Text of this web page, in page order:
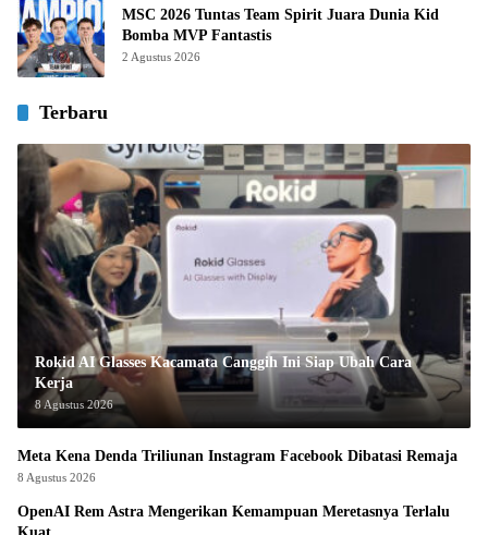
MSC 2026 Tuntas Team Spirit Juara Dunia Kid
Bomba MVP Fantastis
2 Agustus 2026
Terbaru
Rokid AI Glasses Kacamata Canggih Ini Siap Ubah Cara
Kerja
8 Agustus 2026
Meta Kena Denda Triliunan Instagram Facebook Dibatasi Remaja
8 Agustus 2026
OpenAI Rem Astra Mengerikan Kemampuan Meretasnya Terlalu